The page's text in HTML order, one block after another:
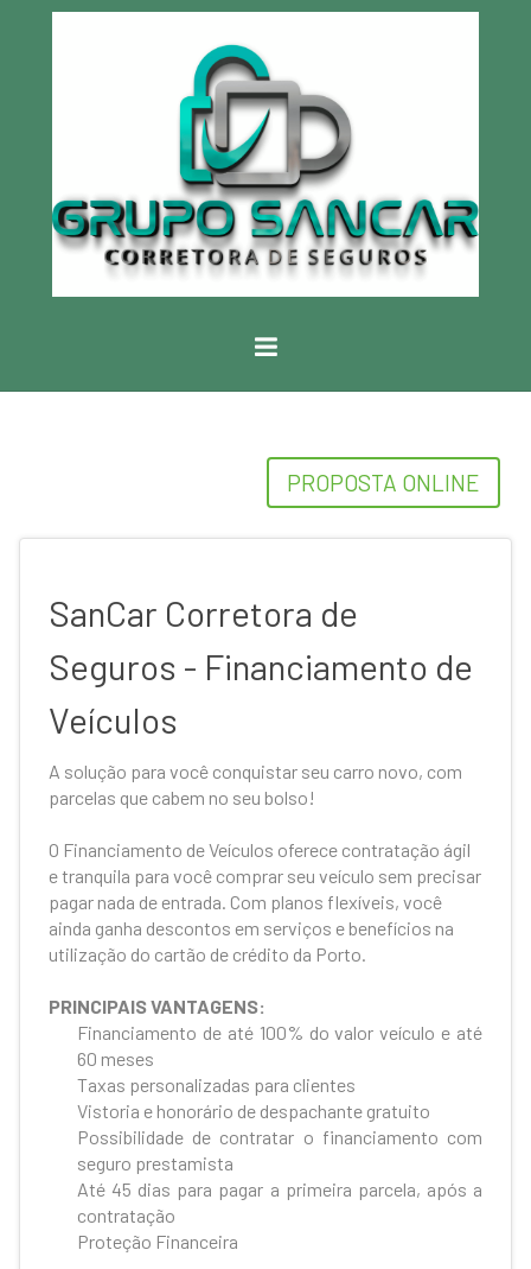
PROPOSTA ONLINE
SanCar Corretora de
Seguros - Financiamento de
Veículos
A solução para você conquistar seu carro novo, com
parcelas que cabem no seu bolso!
O Financiamento de Veículos oferece contratação ágil
e tranquila para você comprar seu veículo sem precisar
pagar nada de entrada. Com planos flexíveis, você
ainda ganha descontos em serviços e benefícios na
utilização do cartão de crédito da Porto.
PRINCIPAIS VANTAGENS:
Financiamento de até 100% do valor veículo e até
60 meses
Taxas personalizadas para clientes
Vistoria e honorário de despachante gratuito
Possibilidade de contratar o financiamento com
seguro prestamista
Até 45 dias para pagar a primeira parcela, após a
contratação
Proteção Financeira